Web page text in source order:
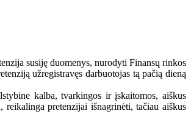
susiję duomenys, nurodyti Finansų rinkos
užregistravęs darbuotojas tą pačią dieną
kalba, tvarkingos ir įskaitomos, aiškus
pretenzijai išnagrinėti, tačiau aiškus